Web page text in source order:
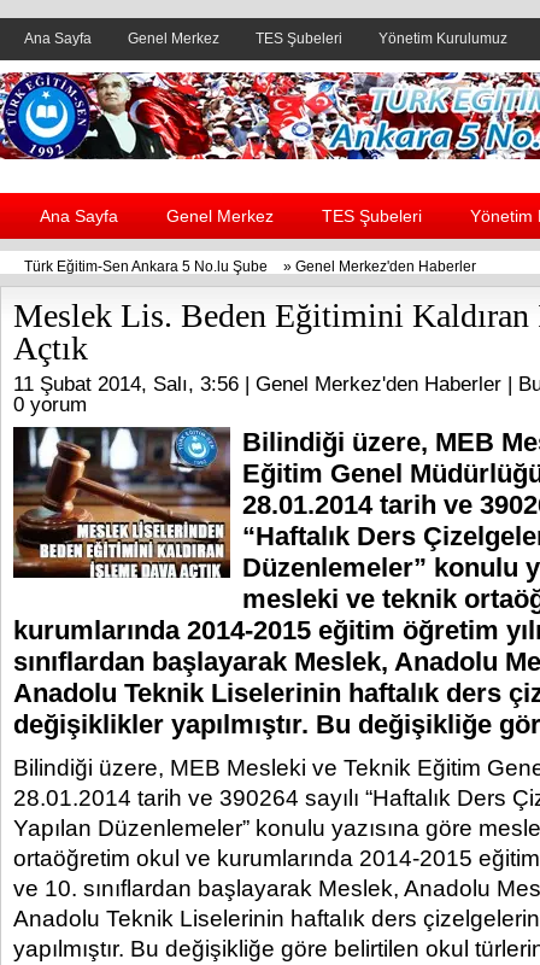
Ana Sayfa Genel Merkez TES Şubeleri Yönetim Kurulumuz
Header yanı reklam alanı
Ana Sayfa Genel Merkez TES Şubeleri Yönetim
Türk Eğitim-Sen Ankara 5 No.lu Şube » Genel Merkez'den Haberler
Meslek Lis. Beden Eğitimini Kaldıran
Açtık
11 Şubat 2014, Salı, 3:56 | Genel Merkez'den Haberler |
0 yorum
Bilindiği üzere, MEB
Eğitim Genel
28.01.2014 tarih ve
“Haftalık Ders
Düzenlemeler” konulu
mesleki ve teknik
kurumlarında 2014-2015 eğitim öğretim
sınıflardan başlayarak Meslek, Anadolu
Anadolu Teknik Liselerinin haftalık ders
değişiklikler yapılmıştır. Bu değişikliğe
Bilindiği üzere, MEB Mesleki ve Teknik Eğitim
28.01.2014 tarih ve 390264 sayılı “Haftalık Ders
Yapılan Düzenlemeler” konulu yazısına göre
ortaöğretim okul ve kurumlarında 2014-2015 eğitim
ve 10. sınıflardan başlayarak Meslek, Anadolu
Anadolu Teknik Liselerinin haftalık ders
yapılmıştır. Bu değişikliğe göre belirtilen okul